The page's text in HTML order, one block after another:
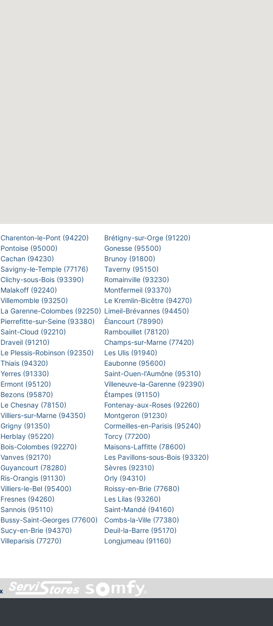
Charenton-le-Pont (94220)
Pontoise (95000)
Cachan (94230)
Savigny-le-Temple (77176)
Clichy-sous-Bois (93390)
Malakoff (92240)
Villemomble (93250)
La Garenne-Colombes (92250)
Pierrefitte-sur-Seine (93380)
Saint-Cloud (92210)
Draveil (91210)
Le Plessis-Robinson (92350)
Thiais (94320)
Yerres (91330)
Ermont (95120)
Bezons (95870)
Le Chesnay (78150)
Villiers-sur-Marne (94350)
Grigny (91350)
Herblay (95220)
Bois-Colombes (92270)
Vanves (92170)
Guyancourt (78280)
Ris-Orangis (91130)
Villiers-le-Bel (95400)
Fresnes (94260)
Sannois (95110)
Bussy-Saint-Georges (77600)
Sucy-en-Brie (94370)
Villeparisis (77270)
Brétigny-sur-Orge (91220)
Gonesse (95500)
Brunoy (91800)
Taverny (95150)
Romainville (93230)
Montfermeil (93370)
Le Kremlin-Bicêtre (94270)
Limeil-Brévannes (94450)
Élancourt (78990)
Rambouillet (78120)
Champs-sur-Marne (77420)
Les Ulis (91940)
Eaubonne (95600)
Saint-Ouen-l'Aumône (95310)
Villeneuve-la-Garenne (92390)
Étampes (91150)
Fontenay-aux-Roses (92260)
Montgeron (91230)
Cormeilles-en-Parisis (95240)
Torcy (77200)
Maisons-Laffitte (78600)
Les Pavillons-sous-Bois (93320)
Sèvres (92310)
Orly (94310)
Roissy-en-Brie (77680)
Les Lilas (93260)
Saint-Mandé (94160)
Combs-la-Ville (77380)
Deuil-la-Barre (95170)
Longjumeau (91160)